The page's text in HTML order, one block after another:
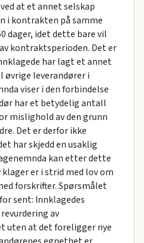
at et annet selskap
i kontrakten på samme
dager, idet dette bare vil
kontraktsperioden. Det er
har lagt et annet
leverandører i
viser i den forbindelse
har et betydelig antall
mislighold av den grunn
Det er derfor ikke
har skjedd en usaklig
kan etter dette
klager er i strid med lov om
forskrifter. Spørsmålet
sent: Innklagedes
av
uten at det foreligger nye